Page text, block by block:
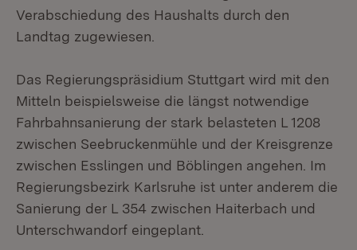
Verabschiedung des Haushalts durch den
Landtag zugewiesen.
Das Regierungspräsidium Stuttgart wird mit den
Mitteln beispielsweise die längst notwendige
Fahrbahnsanierung der stark belasteten L 1208
zwischen Seebruckenmühle und der Kreisgrenze
zwischen Esslingen und Böblingen angehen. Im
Regierungsbezirk Karlsruhe ist unter anderem die
Sanierung der L 354 zwischen Haiterbach und
Unterschwandorf eingeplant.